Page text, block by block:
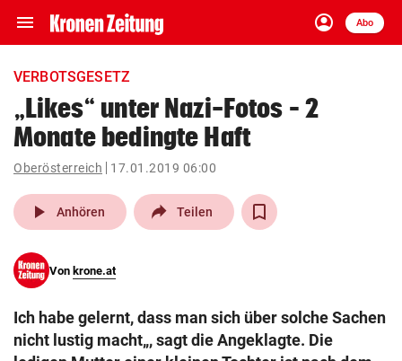
menu Navigation
ein-/ausklappen
account_circle
Anmelden
Abo
close Schließen
account_circle Anmelden
pin_drop
Wien arrow_right
search
eingeben
VERBOTSGESETZ
„Likes“ unter Nazi-Fotos – 2
Monate bedingte Haft
Oberösterreich 17.01.2019 06:00
play_arrow Anhören Teilen
Von krone.at
Ich habe gelernt, dass man sich über solche Sachen
nicht lustig macht„, sagt die Angeklagte. Die